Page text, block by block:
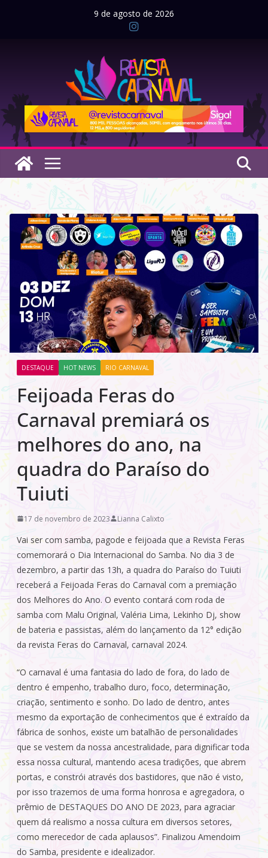
9 de agosto de 2026
DESTAQUE HOT NEWS RIO CARNAVAL
Feijoada Feras do
Carnaval premiará os
melhores do ano, na
quadra do Paraíso do
Tuiuti
17 de novembro de 2023 Lianna Calixto
Vai ser com samba, pagode e feijoada que a Revista Feras
comemorará o Dia Internacional do Samba. No dia 3 de
dezembro, a partir das 13h, a quadra do Paraíso do Tuiuti
receberá a Feijoada Feras do Carnaval com a premiação
dos Melhores do Ano. O evento contará com roda de
samba com Malu Original, Valéria Lima, Lekinho Dj, show
de bateria e passistas, além do lançamento da 12° edição
da revista Feras do Carnaval, carnaval 2024.
“O carnaval é uma fantasia do lado de fora, do lado de
dentro é empenho, trabalho duro, foco, determinação,
criação, sentimento e sonho. Do lado de dentro, antes
mesmo da exportação de conhecimentos que é extraído da
fábrica de sonhos, existe um batalhão de personalidades
que se vestem da nossa ancestralidade, para dignificar toda
essa nossa cultural, mantendo acesa tradições, que abrem
portas, e constrói através dos bastidores, que não é visto,
por isso trazemos de uma forma honrosa e agregadora, o
prêmio de DESTAQUES DO ANO DE 2023, para agraciar
quem dá realismo a nossa cultura em diversos setores,
como merecedor de cada aplausos”. Finalizou Amendoim
do Samba, presidente e idealizador.